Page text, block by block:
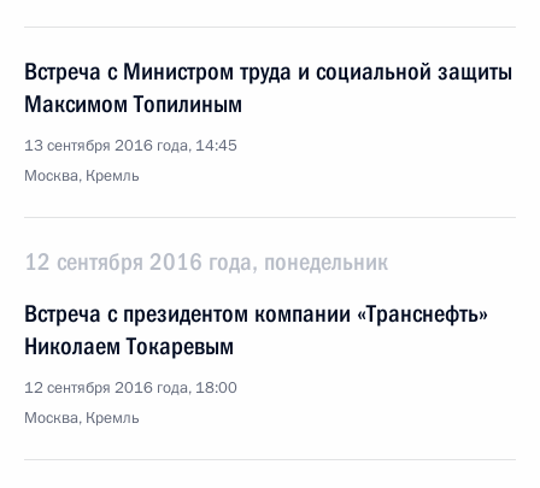
Встреча с Министром труда и социальной защиты
Максимом Топилиным
13 сентября 2016 года, 14:45
Москва, Кремль
12 сентября 2016 года, понедельник
Встреча с президентом компании «Транснефть»
Николаем Токаревым
12 сентября 2016 года, 18:00
Москва, Кремль